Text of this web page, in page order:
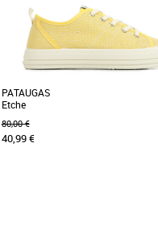
PATAUGAS
Etche
80,00 €
40,99 €